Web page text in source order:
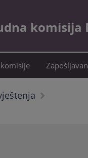
komisija